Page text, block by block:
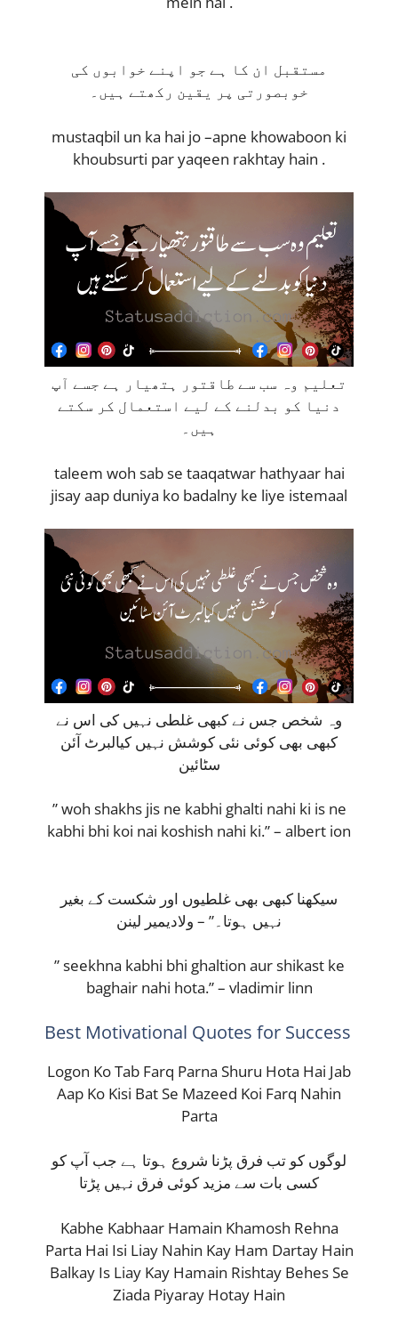
مستقبل ان کا ہے جو اپنے خوابوں کی
خوبصورتی پر یقین رکھتے ہیں۔
mustaqbil un ka hai jo –apne khowaboon ki
khoubsurti par yaqeen rakhtay hain .
تعلیم وہ سب سے طاقتور ہتھیار ہے جسے آپ
دنیا کو بدلنے کے لیے استعمال کر سکتے
ہیں۔
taleem woh sab se taaqatwar hathyaar hai
jisay aap duniya ko badalny ke liye istemaal
وہ شخص جس نے کبھی غلطی نہیں کی اس نے
کبھی بھی کوئی نئی کوشش نہیں کیالبرٹ آئن
سٹائین
” woh shakhs jis ne kabhi ghalti nahi ki is ne
kabhi bhi koi nai koshish nahi ki.” – albert ion
سیکھنا کبھی بھی غلطیوں اور شکست کے بغیر
نہیں ہوتا۔” – ولادیمیر لینن
” seekhna kabhi bhi ghaltion aur shikast ke
baghair nahi hota.” – vladimir linn
Best Motivational Quotes for Success
Logon Ko Tab Farq Parna Shuru Hota Hai Jab
Aap Ko Kisi Bat Se Mazeed Koi Farq Nahin
Parta
لوگوں کو تب فرق پڑنا شروع ہوتا ہے جب آپ کو
کسی بات سے مزید کوئی فرق نہیں پڑتا
Kabhe Kabhaar Hamain Khamosh Rehna
Parta Hai Isi Liay Nahin Kay Ham Dartay Hain
Balkay Is Liay Kay Hamain Rishtay Behes Se
Ziada Piyaray Hotay Hain